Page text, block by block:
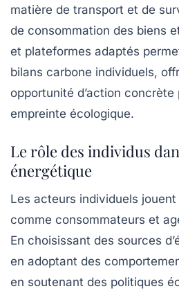
matière de transport et de
de consommation des biens
et plateformes adaptés
bilans carbone individuels,
opportunité d’action concrète
empreinte écologique.
Le rôle des individus
énergétique
Les acteurs individuels
comme consommateurs et
En choisissant des sources
en adoptant des
en soutenant des politiques